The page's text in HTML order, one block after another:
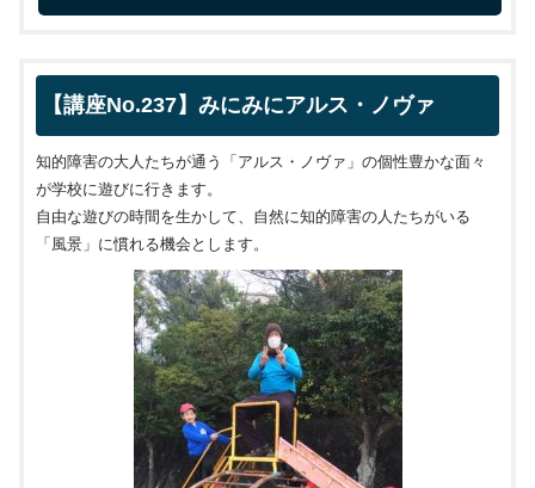
【講座No.237】みにみにアルス・ノヴァ
知的障害の大人たちが通う「アルス・ノヴァ」の個性豊かな面々
が学校に遊びに行きます。
自由な遊びの時間を生かして、自然に知的障害の人たちがいる
「風景」に慣れる機会とします。